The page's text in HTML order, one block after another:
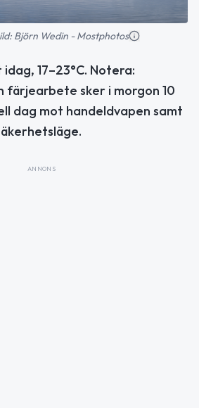
Björn Wedin - Mostphotos
17–23°C. Notera:
färjearbete sker i morgon 10
dag mot handeldvapen samt
ANNONS